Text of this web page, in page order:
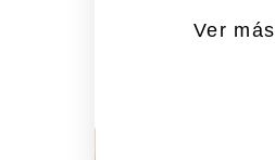
Ver más